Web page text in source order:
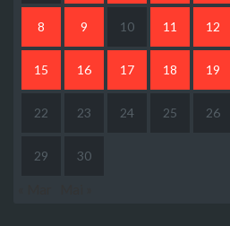
8 9 10 11 12
15 16 17 18 19
22 23 24 25 26
29 30